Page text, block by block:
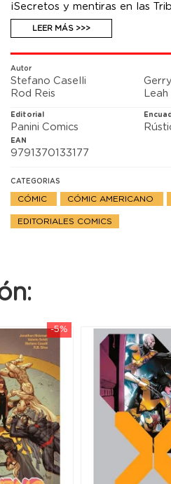
¡Secretos y mentiras en las
Siniestro está a punto de
un ataque herbal. ¿Plantará
mientras las leyes y la física
LEER MÁS >>>
Autor
Stefano Caselli
Rod Reis
Editorial
Panini Comics
EAN
9791370133177
CATEGORIAS
CÓMIC CÓMIC AMERICANO
EDITORIALES COMICS
-5%